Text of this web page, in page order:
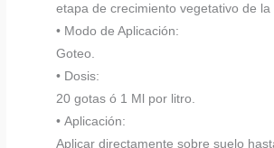
etapa de crecimiento vegetativo de la
• Modo de Aplicación:
Goteo.
• Dosis:
20 gotas ó 1 Ml por litro.
• Aplicación:
Aplicar directamente sobre suelo